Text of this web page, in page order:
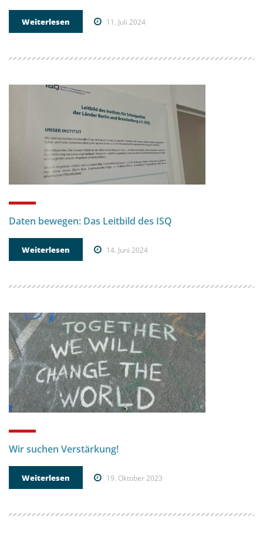
Weiterlesen 11. Juli 2024
Daten bewegen: Das Leitbild des ISQ
Weiterlesen 14. Juni 2024
Wir suchen Verstärkung!
Weiterlesen 19. Oktober 2023